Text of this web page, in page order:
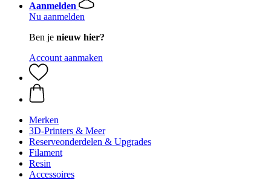
Aanmelden
Nu aanmelden
Ben je nieuw hier?
Account aanmaken
Merken
3D-Printers & Meer
Reserveonderdelen & Upgrades
Filament
Resin
Accessoires